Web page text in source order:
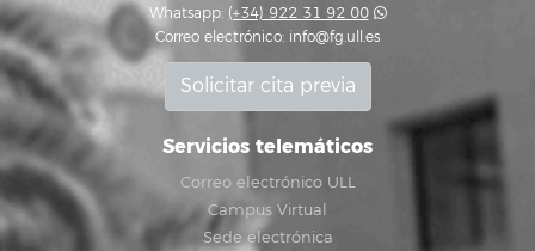
Whatsapp: (+34) 922 31 92 00
Correo electrónico: info@fg.ull.es
Solicitar cita previa
Servicios telemáticos
Correo electrónico ULL
Campus Virtual
Sede electrónica